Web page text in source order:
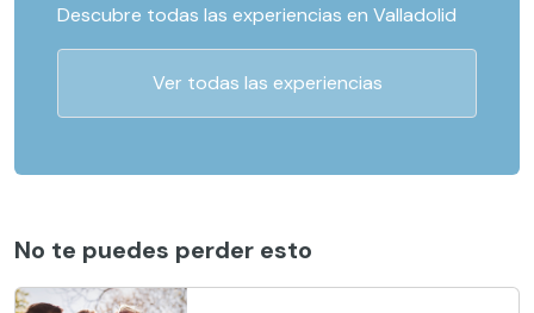
Descubre todas las experiencias en Valladolid
Ver todas las experiencias
No te puedes perder esto